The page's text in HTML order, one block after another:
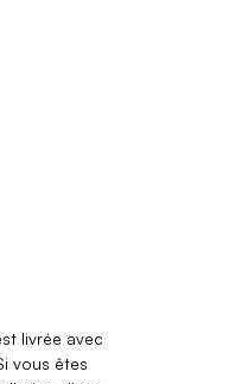
livrée avec
vous êtes